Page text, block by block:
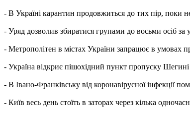
- В Україні карантин продовжиться до тих пір, поки
- Уряд дозволив збиратися групами до восьми осіб
- Метрополітен в містах України запрацює в
- Україна відкриє пішохідний пункт пропуску Шегині
- В Івано-Франківську від коронавірусної інфекції
- Київ весь день стоїть в заторах через кілька